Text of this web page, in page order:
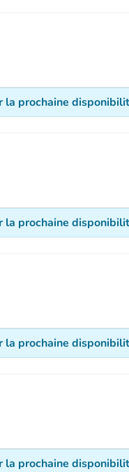
la prochaine
la prochaine
la prochaine
la prochaine